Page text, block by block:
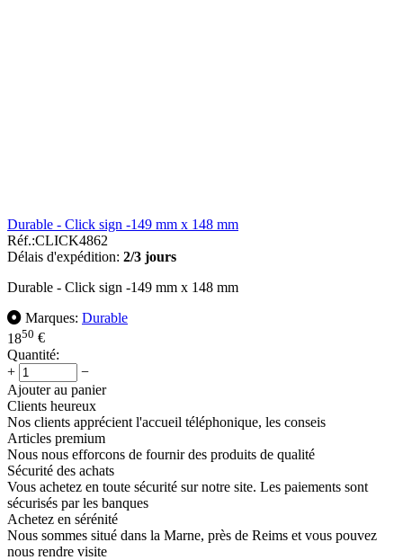
Durable - Click sign -149 mm x 148 mm
Réf.:CLICK4862
Délais d'expédition: 2/3 jours
Durable - Click sign -149 mm x 148 mm
Marques: Durable
1850 €
Quantité:
+
−
Ajouter au panier
Clients heureux
Nos clients apprécient l'accueil téléphonique, les conseis
Articles premium
Nous nous efforcons de fournir des produits de qualité
Sécurité des achats
Vous achetez en toute sécurité sur notre site. Les paiements sont
sécurisés par les banques
Achetez en sérénité
Nous sommes situé dans la Marne, près de Reims et vous pouvez
nous rendre visite